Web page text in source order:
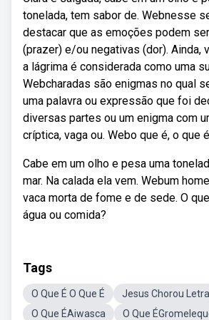
tonelada, tem sabor de. Webnesse
destacar que as emoções podem
(prazer) e/ou negativas (dor). Ainda,
a lágrima é considerada como uma
Webcharadas são enigmas no qual
uma palavra ou expressão que foi
diversas partes ou um enigma com
críptica, vaga ou. Webo que é, o que
Cabe em um olho e pesa uma
mar. Na calada ela vem. Webum
vaca morta de fome e de sede. O
água ou comida?
Tags
O Que É O Que É
Jesus Chorou Letra
O Que ÉAiwasca
O Que